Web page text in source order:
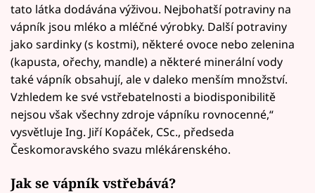
tato látka dodávána výživou. Nejbohatší potraviny na
vápník jsou mléko a mléčné výrobky. Další potraviny
jako sardinky (s kostmi), některé ovoce nebo zelenina
(kapusta, ořechy, mandle) a některé minerální vody
také vápník obsahují, ale v daleko menším množství.
Vzhledem ke své vstřebatelnosti a biodisponibilitě
nejsou však všechny zdroje vápníku rovnocenné,“
vysvětluje Ing. Jiří Kopáček, CSc., předseda
Českomoravského svazu mlékárenského.
Jak se vápník vstřebává?